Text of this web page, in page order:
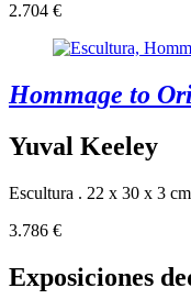
2.704 €
Hommage to
Yuval Keeley
Escultura . 22 x 30 x 3 cm
3.786 €
Exposiciones